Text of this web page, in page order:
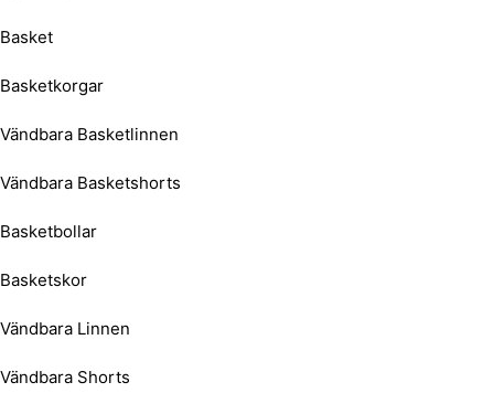
Basket
Basketkorgar
Vändbara Basketlinnen
Vändbara Basketshorts
Basketbollar
Basketskor
Vändbara Linnen
Vändbara Shorts